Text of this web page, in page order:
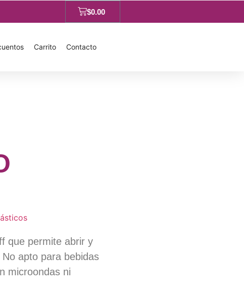
$0.00
Carrito Contacto
que permite abrir y
apto para bebidas
microondas ni